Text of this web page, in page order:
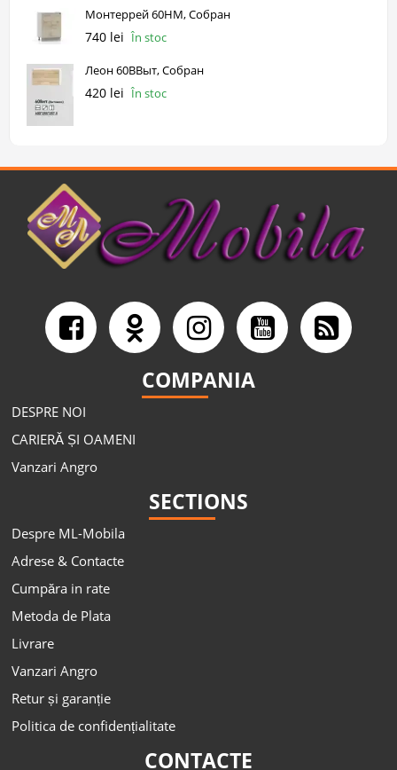
Монтеррей 60НМ, Собран
740 lei În stoc
Леон 60ВВыт, Собран
420 lei În stoc
COMPANIA
DESPRE NOI
CARIERĂ ȘI OAMENI
Vanzari Angro
SECTIONS
Despre ML-Mobila
Adrese & Contacte
Cumpăra in rate
Metoda de Plata
Livrare
Vanzari Angro
Retur și garanție
Politica de confidențialitate
CONTACTE